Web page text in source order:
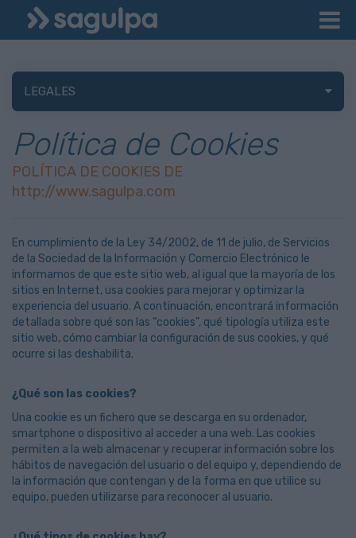
LEGALES
Política de Cookies
POLÍTICA DE COOKIES DE
http://www.sagulpa.com
En cumplimiento de la Ley 34/2002, de 11 de julio, de Servicios
de la Sociedad de la Información y Comercio Electrónico le
informamos de que este sitio web, al igual que la mayoría de los
sitios en Internet, usa cookies para mejorar y optimizar la
experiencia del usuario. A continuación, encontrará información
detallada sobre qué son las “cookies”, qué tipología utiliza este
sitio web, cómo cambiar la configuración de sus cookies, y qué
ocurre si las deshabilita.
¿Qué son las cookies?
Una cookie es un fichero que se descarga en su ordenador,
smartphone o dispositivo al acceder a una web. Las cookies
permiten a la web almacenar y recuperar información sobre los
hábitos de navegación del usuario o del equipo y, dependiendo de
la información que contengan y de la forma en que utilice su
equipo, pueden utilizarse para reconocer al usuario.